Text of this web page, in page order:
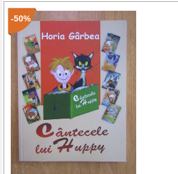
-50%